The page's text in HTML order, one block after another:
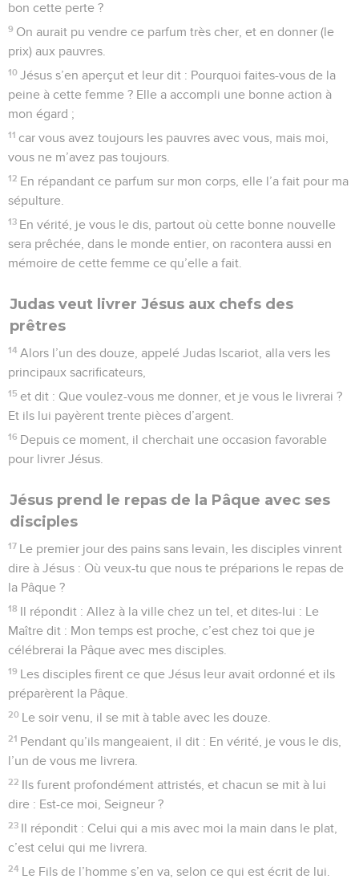
bon cette perte ?
9 On aurait pu vendre ce parfum très cher, et en donner (le
prix) aux pauvres.
10 Jésus s’en aperçut et leur dit : Pourquoi faites-vous de la
peine à cette femme ? Elle a accompli une bonne action à
mon égard ;
11 car vous avez toujours les pauvres avec vous, mais moi,
vous ne m’avez pas toujours.
12 En répandant ce parfum sur mon corps, elle l’a fait pour ma
sépulture.
13 En vérité, je vous le dis, partout où cette bonne nouvelle
sera prêchée, dans le monde entier, on racontera aussi en
mémoire de cette femme ce qu’elle a fait.
Judas veut livrer Jésus aux chefs des
prêtres
14 Alors l’un des douze, appelé Judas Iscariot, alla vers les
principaux sacrificateurs,
15 et dit : Que voulez-vous me donner, et je vous le livrerai ?
Et ils lui payèrent trente pièces d’argent.
16 Depuis ce moment, il cherchait une occasion favorable
pour livrer Jésus.
Jésus prend le repas de la Pâque avec ses
disciples
17 Le premier jour des pains sans levain, les disciples vinrent
dire à Jésus : Où veux-tu que nous te préparions le repas de
la Pâque ?
18 Il répondit : Allez à la ville chez un tel, et dites-lui : Le
Maître dit : Mon temps est proche, c’est chez toi que je
célébrerai la Pâque avec mes disciples.
19 Les disciples firent ce que Jésus leur avait ordonné et ils
préparèrent la Pâque.
20 Le soir venu, il se mit à table avec les douze.
21 Pendant qu’ils mangeaient, il dit : En vérité, je vous le dis,
l’un de vous me livrera.
22 Ils furent profondément attristés, et chacun se mit à lui
dire : Est-ce moi, Seigneur ?
23 Il répondit : Celui qui a mis avec moi la main dans le plat,
c’est celui qui me livrera.
24 Le Fils de l’homme s’en va, selon ce qui est écrit de lui.